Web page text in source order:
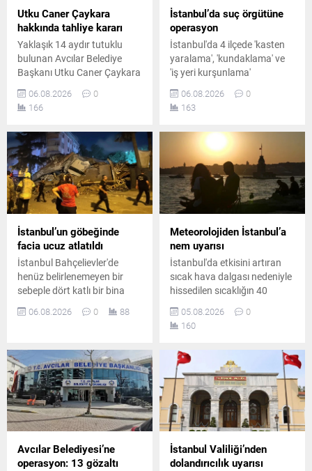
Utku Caner Çaykara
hakkında tahliye kararı
Yaklaşık 14 aydır tutuklu
bulunan Avcılar Belediye
Başkanı Utku Caner Çaykara
hakkında tahliye kararı
verildi. Kararın ardından
yargı sürecinin tutuksuz
öğrenildi.
06.08.2026
0
166
İstanbul’da suç örgütüne
operasyon
İstanbul'da 4 ilçede 'kasten
yaralama', 'kundaklama' ve
'iş yeri kurşunlama'
olaylarına karıştıkları
belirlenen suç örgütüne
yönelik düzenlenen
gözaltına alındı.
Operasyonda 1 çelik yelek ile
1 ruhsatsız tabanca ele
geçirildi.
06.08.2026
0
163
İstanbul’un göbeğinde
facia ucuz atlatıldı
İstanbul Bahçelievler'de
henüz belirlenemeyen bir
sebeple dört katlı bir bina
Şans eseri daha önceden
güvenlik önlemleri alındı.
06.08.2026 0 88
Meteorolojiden İstanbul’a
nem uyarısı
İstanbul'da etkisini artıran
sıcak hava dalgası nedeniyle
hissedilen sıcaklığın 40
bekleniyor. Gece saatlerinde
ise yüksek nem vatandaşları
05.08.2026
0
160
Avcılar Belediyesi’ne
operasyon: 13 gözaltı
İstanbul Valiliği’nden
dolandırıcılık uyarısı